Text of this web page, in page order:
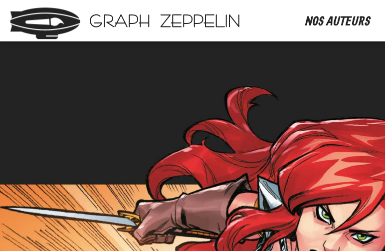
NOS AUTEURS